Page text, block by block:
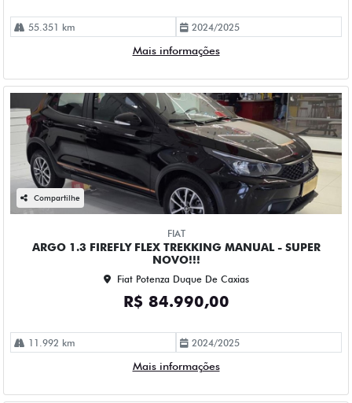
55.351 km 2024/2025
Mais informações
Compartilhe
FIAT
ARGO 1.3 FIREFLY FLEX TREKKING MANUAL - SUPER
NOVO!!!
Fiat Potenza Duque De Caxias
R$ 84.990,00
11.992 km 2024/2025
Mais informações